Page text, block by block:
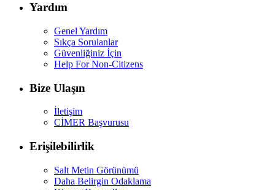
Yardım
Genel Yardım
Sıkça Sorulanlar
Güvenliğiniz İçin
Help For Non-Citizens
Bize Ulaşın
İletişim
CİMER Başvurusu
Erişilebilirlik
Salt Metin Görünümü
Daha Belirgin Odaklama